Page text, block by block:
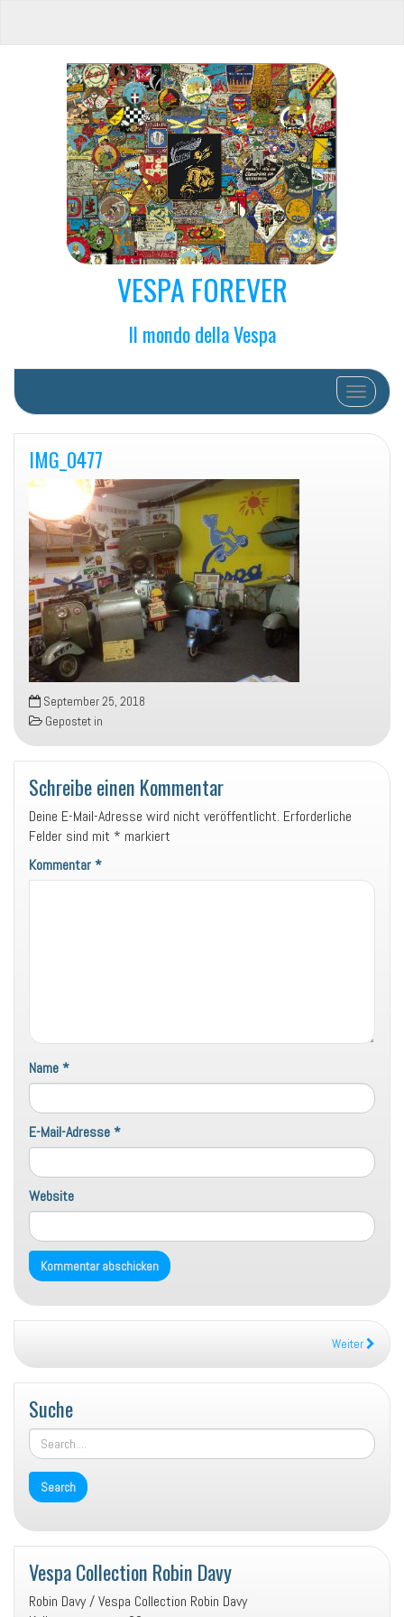
VESPA FOREVER
Il mondo della Vespa
Schalte
IMG_0477
September 25, 2018
Gepostet in
Schreibe einen Kommentar
Deine E-Mail-Adresse wird nicht veröffentlicht. Erforderliche
Felder sind mit * markiert
Kommentar*
Name*
E-Mail-Adresse*
Website
Weiter
Suche
Vespa Collection Robin Davy
Robin Davy / Vespa Collection Robin Davy